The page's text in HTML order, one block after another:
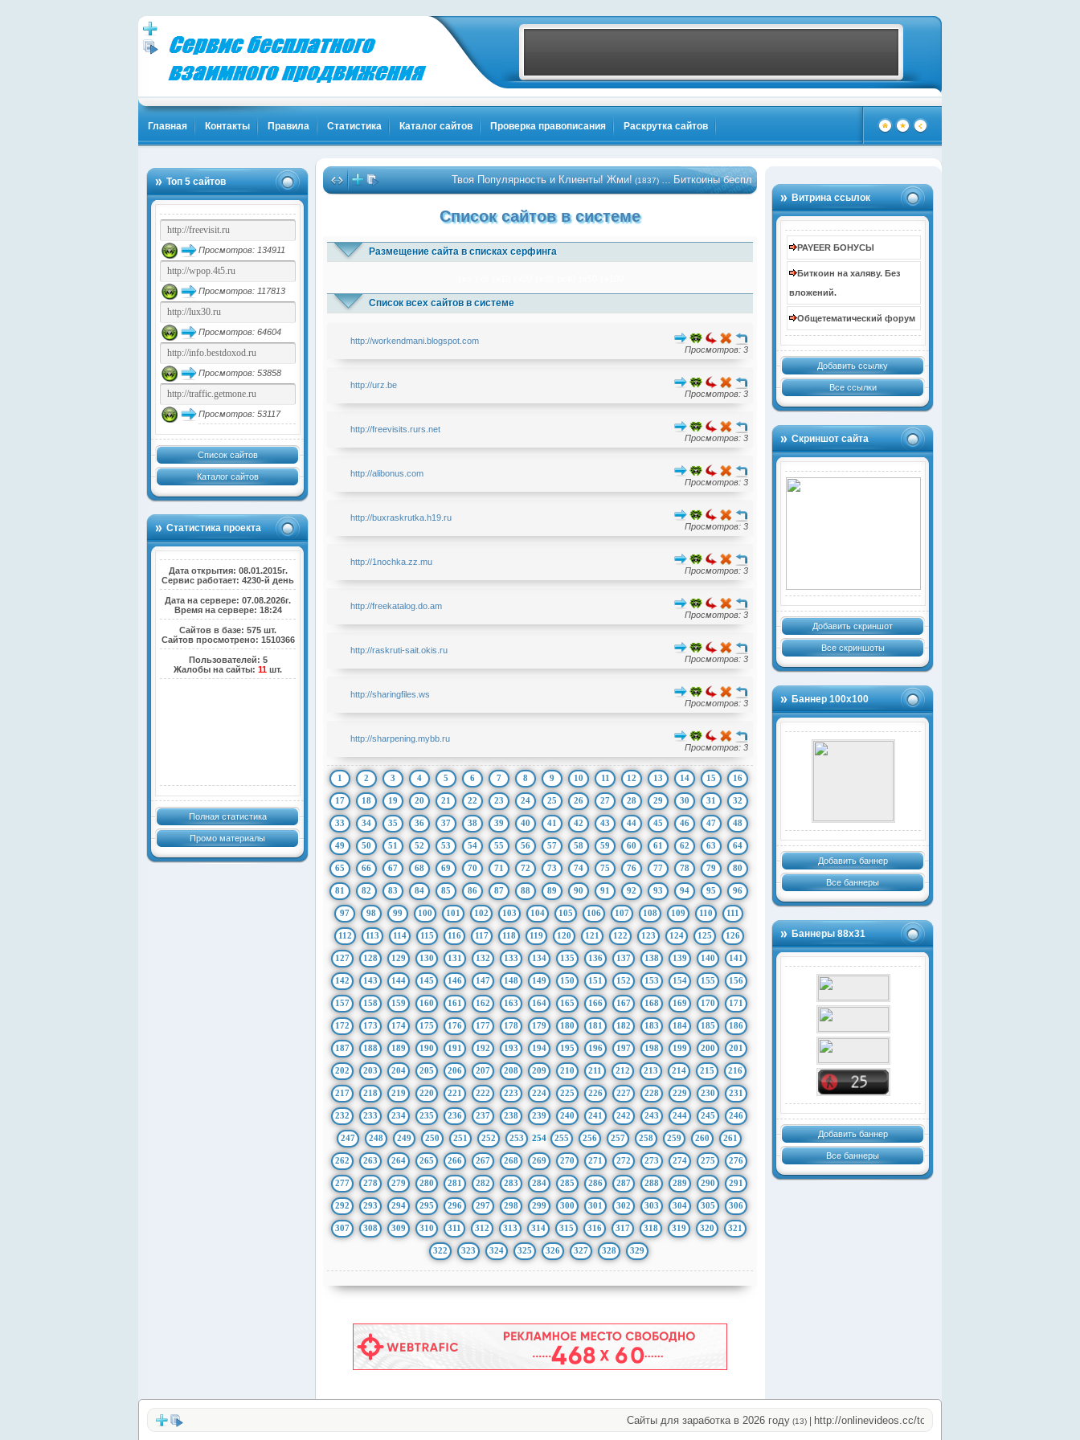
Главная Контакты Правила Статистика Каталог сайтов Проверка правописания Раскрутка сайтов
Топ 5 сайтов
Просмотров: 134911
Просмотров: 117813
Просмотров: 64604
Просмотров: 53858
Просмотров: 53117
Список сайтов
Каталог сайтов
Статистика проекта
Дата открытия: 08.01.2015г.
Сервис работает: 4230-й день
Дата на сервере: 07.08.2026г.
Время на сервере: 18:24
Сайтов в базе: 575 шт.
Сайтов просмотрено: 1510366
Пользователей: 5
Жалобы на сайты:11 шт.
Полная статистика
Промо материалы
Витрина ссылок
PAYEER БОНУСЫ
Биткоин на халяву. Без
вложений.
Общетематический форум
Добавить ссылку
Все ссылки
Скриншот сайта
Добавить скриншот
Все скриншоты
Баннер 100х100
Добавить баннер
Все баннеры
Баннеры 88х31
Добавить баннер
Все баннеры
Твоя Популярность и Клиенты! Жми!(1837)…Биткоины бесплатно - Жми!
Список сайтов в системе
Размещение сайта в списках серфинга
Список всех сайтов в системе
http://workendmani.blogspot.com
Просмотров: 3
http://urz.be
Просмотров: 3
http://freevisits.rurs.net
Просмотров: 3
http://alibonus.com
Просмотров: 3
http://buxraskrutka.h19.ru
Просмотров: 3
http://1nochka.zz.mu
Просмотров: 3
http://freekatalog.do.am
Просмотров: 3
http://raskruti-sait.okis.ru
Просмотров: 3
http://sharingfiles.ws
Просмотров: 3
http://sharpening.mybb.ru
Просмотров: 3
1 2 3 4 5 6 7 8 9 10 11 12 13 14 15 16
17 18 19 20 21 22 23 24 25 26 27 28 29 30 31 32
33 34 35 36 37 38 39 40 41 42 43 44 45 46 47 48
49 50 51 52 53 54 55 56 57 58 59 60 61 62 63 64
65 66 67 68 69 70 71 72 73 74 75 76 77 78 79 80
81 82 83 84 85 86 87 88 89 90 91 92 93 94 95 96
97 98 99 100 101 102 103 104 105 106 107 108 109 110 111
112 113 114 115 116 117 118 119 120 121 122 123 124 125 126
127 128 129 130 131 132 133 134 135 136 137 138 139 140 141
142 143 144 145 146 147 148 149 150 151 152 153 154 155 156
157 158 159 160 161 162 163 164 165 166 167 168 169 170 171
172 173 174 175 176 177 178 179 180 181 182 183 184 185 186
187 188 189 190 191 192 193 194 195 196 197 198 199 200 201
202 203 204 205 206 207 208 209 210 211 212 213 214 215 216
217 218 219 220 221 222 223 224 225 226 227 228 229 230 231
232 233 234 235 236 237 238 239 240 241 242 243 244 245 246
247 248 249 250 251 252 253 254 255 256 257 258 259 260 261
262 263 264 265 266 267 268 269 270 271 272 273 274 275 276
277 278 279 280 281 282 283 284 285 286 287 288 289 290 291
292 293 294 295 296 297 298 299 300 301 302 303 304 305 306
307 308 309 310 311 312 313 314 315 316 317 318 319 320 321
322 323 324 325 326 327 328 329
Сайты для заработка в 2026 году(13)|http://onlinevideos.cc/top.php